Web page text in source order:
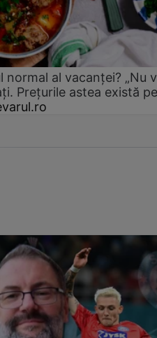
normal al vacanței? „Nu
Prețurile astea există